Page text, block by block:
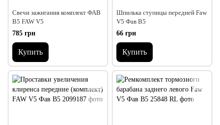
Свечи зажигания комплект ФАВ
В5 FAW V5
785 грн
Купить
Шпилька ступицы передней Faw
V5 Фав В5
66 грн
Купить